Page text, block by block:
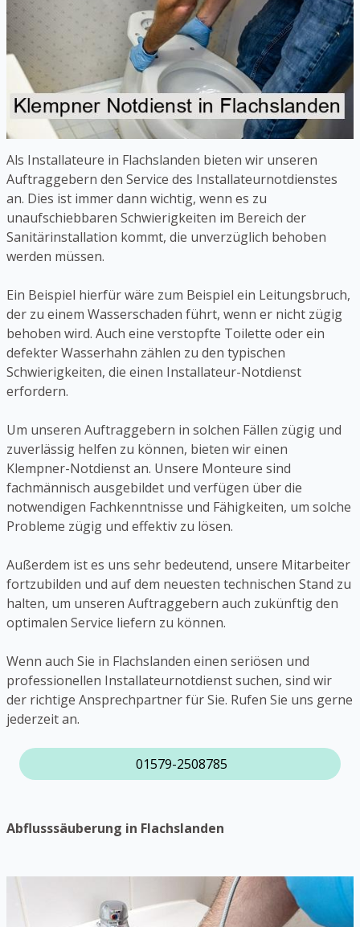
Als Installateure in Flachslanden bieten wir unseren
Auftraggebern den Service des Installateurnotdienstes
an. Dies ist immer dann wichtig, wenn es zu
unaufschiebbaren Schwierigkeiten im Bereich der
Sanitärinstallation kommt, die unverzüglich behoben
werden müssen.
Ein Beispiel hierfür wäre zum Beispiel ein Leitungsbruch,
der zu einem Wasserschaden führt, wenn er nicht zügig
behoben wird. Auch eine verstopfte Toilette oder ein
defekter Wasserhahn zählen zu den typischen
Schwierigkeiten, die einen Installateur-Notdienst
erfordern.
Um unseren Auftraggebern in solchen Fällen zügig und
zuverlässig helfen zu können, bieten wir einen
Klempner-Notdienst an. Unsere Monteure sind
fachmännisch ausgebildet und verfügen über die
notwendigen Fachkenntnisse und Fähigkeiten, um solche
Probleme zügig und effektiv zu lösen.
Außerdem ist es uns sehr bedeutend, unsere Mitarbeiter
fortzubilden und auf dem neuesten technischen Stand zu
halten, um unseren Auftraggebern auch zukünftig den
optimalen Service liefern zu können.
Wenn auch Sie in Flachslanden einen seriösen und
professionellen Installateurnotdienst suchen, sind wir
der richtige Ansprechpartner für Sie. Rufen Sie uns gerne
jederzeit an.
01579-2508785
Abflusssäuberung in Flachslanden